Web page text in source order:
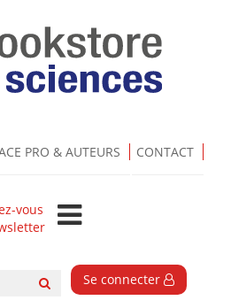
PRO & AUTEURS CONTACT
vous
Se connecter